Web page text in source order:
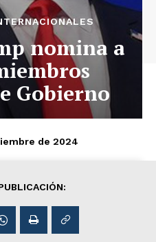
nomina a
Gobierno
de 2024